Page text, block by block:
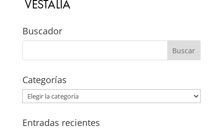
Buscador
Categorías
Categorías
Entradas recientes